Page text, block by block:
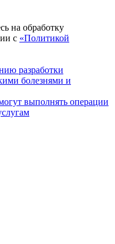
на обработку
с «Политикой
разработки
болезнями и
выполнять операции